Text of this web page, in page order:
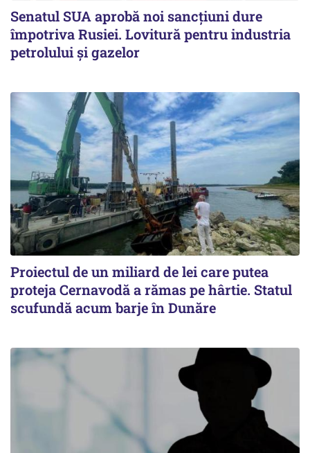
Senatul SUA aprobă noi sancțiuni dure
împotriva Rusiei. Lovitură pentru industria
petrolului și gazelor
Proiectul de un miliard de lei care putea
proteja Cernavodă a rămas pe hârtie. Statul
scufundă acum barje în Dunăre